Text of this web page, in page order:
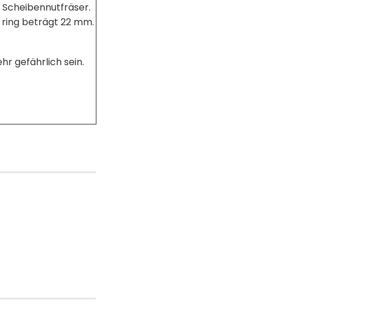
beträgt 22 mm.
gefährlich sein.